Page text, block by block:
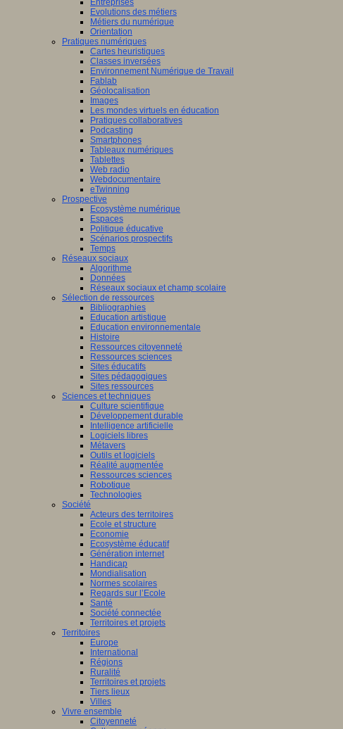
Entreprises
Evolutions des métiers
Métiers du numérique
Orientation
Pratiques numériques
Cartes heuristiques
Classes inversées
Environnement Numérique de Travail
Fablab
Géolocalisation
Images
Les mondes virtuels en éducation
Pratiques collaboratives
Podcasting
Smartphones
Tableaux numériques
Tablettes
Web radio
Webdocumentaire
eTwinning
Prospective
Ecosystème numérique
Espaces
Politique éducative
Scénarios prospectifs
Temps
Réseaux sociaux
Algorithme
Données
Réseaux sociaux et champ scolaire
Sélection de ressources
Bibliographies
Education artistique
Education environnementale
Histoire
Ressources citoyenneté
Ressources sciences
Sites éducatifs
Sites pédagogiques
Sites ressources
Sciences et techniques
Culture scientifique
Développement durable
Intelligence artificielle
Logiciels libres
Métavers
Outils et logiciels
Réalité augmentée
Ressources sciences
Robotique
Technologies
Société
Acteurs des territoires
Ecole et structure
Economie
Ecosystème éducatif
Génération internet
Handicap
Mondialisation
Normes scolaires
Regards sur l’Ecole
Santé
Société connectée
Territoires et projets
Territoires
Europe
International
Régions
Ruralité
Territoires et projets
Tiers lieux
Villes
Vivre ensemble
Citoyenneté